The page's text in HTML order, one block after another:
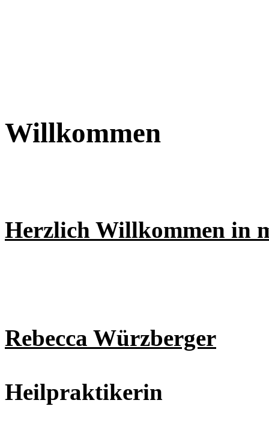
Willkommen
Herzlich Willkommen in
Rebecca Würzberger
Heilpraktikerin